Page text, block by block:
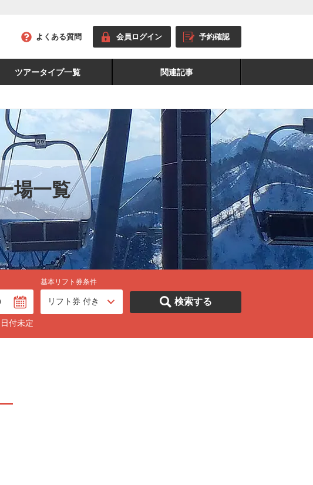
よくある質問 会員ログイン 予約確認
ツアータイプ一覧 関連記事
場一覧
日付未定
基本リフト券条件
検索する